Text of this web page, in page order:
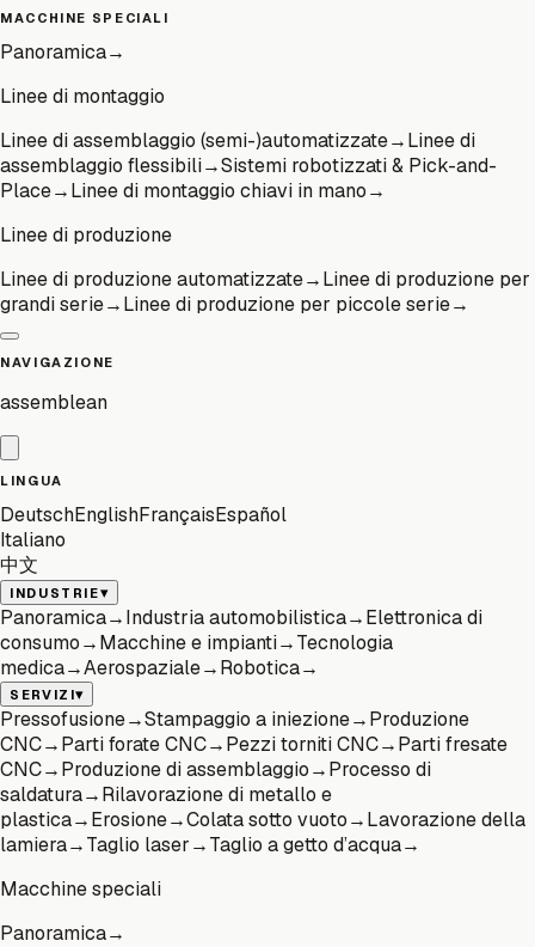
MACCHINE SPECIALI
Panoramica→
Linee di montaggio
Linee di assemblaggio (semi-)automatizzate→Linee di
assemblaggio flessibili→Sistemi robotizzati & Pick-and-
Place→Linee di montaggio chiavi in mano→
Linee di produzione
Linee di produzione automatizzate→Linee di produzione per
grandi serie→Linee di produzione per piccole serie→
NAVIGAZIONE
assemblean
LINGUA
DeutschEnglishFrançaisEspañol
Italiano
中文
INDUSTRIE▾
Panoramica→Industria automobilistica→Elettronica di
consumo→Macchine e impianti→Tecnologia
medica→Aerospaziale→Robotica→
SERVIZI▾
Pressofusione→Stampaggio a iniezione→Produzione
CNC→Parti forate CNC→Pezzi torniti CNC→Parti fresate
CNC→Produzione di assemblaggio→Processo di
saldatura→Rilavorazione di metallo e
plastica→Erosione→Colata sotto vuoto→Lavorazione della
lamiera→Taglio laser→Taglio a getto d’acqua→
Macchine speciali
Panoramica→